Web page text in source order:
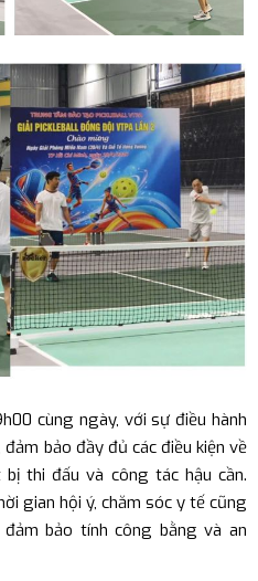
cùng ngày, với sự điều hành
bảo đầy đủ các điều kiện về
thi đấu và công tác hậu cần.
gian hội ý, chăm sóc y tế cũng
bảo tính công bằng và an